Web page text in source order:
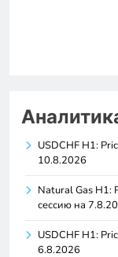
USDCHF H1:
10.8.2026
Natural Gas H1:
сессию на
USDCHF H1:
6.8.2026